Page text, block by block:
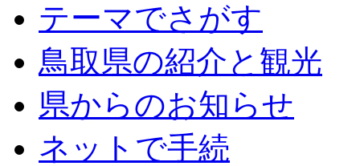
テーマでさがす
鳥取県の紹介と観光
県からのお知らせ
ネットで手続